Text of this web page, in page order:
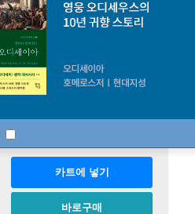
수량
카트에 넣기
바로구매